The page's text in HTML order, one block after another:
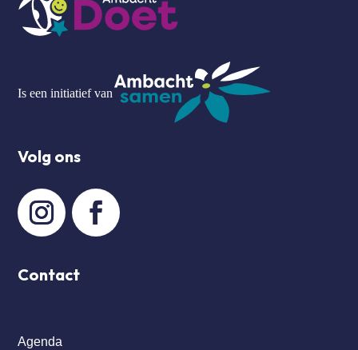
Is een initiatief van
Volg ons
Contact
Agenda